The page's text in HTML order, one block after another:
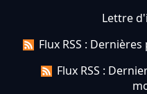
Lettre
Flux RSS :
Flux RSS :